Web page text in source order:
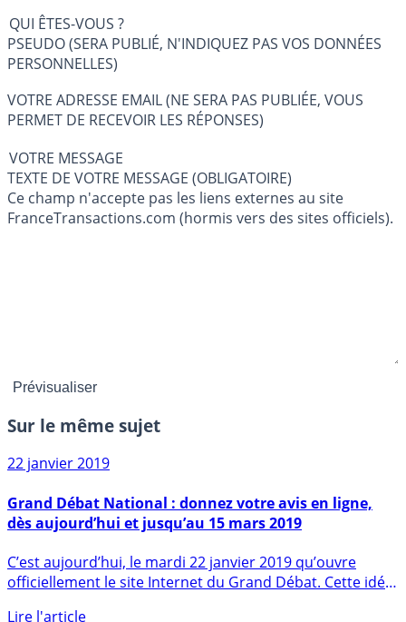
QUI ÊTES-VOUS ?
PSEUDO (SERA PUBLIÉ, N'INDIQUEZ PAS VOS DONNÉES
PERSONNELLES)
VOTRE ADRESSE EMAIL (NE SERA PAS PUBLIÉE, VOUS
PERMET DE RECEVOIR LES RÉPONSES)
VOTRE MESSAGE
TEXTE DE VOTRE MESSAGE (OBLIGATOIRE)
Ce champ n'accepte pas les liens externes au site
FranceTransactions.com (hormis vers des sites officiels).
Sur le même sujet
22 janvier 2019
Grand Débat National : donnez votre avis en ligne,
dès aujourd’hui et jusqu’au 15 mars 2019